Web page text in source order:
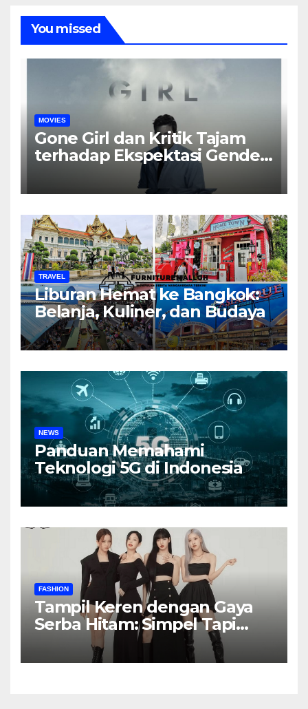
You missed
MOVIES
Gone Girl dan Kritik Tajam
terhadap Ekspektasi Gender
dalam Rumah Tangga
TRAVEL
Liburan Hemat ke Bangkok:
Belanja, Kuliner, dan Budaya
NEWS
Panduan Memahami
Teknologi 5G di Indonesia
FASHION
Tampil Keren dengan Gaya
Serba Hitam: Simpel Tapi